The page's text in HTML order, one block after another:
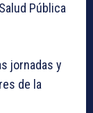
Pública
jornadas y
de la